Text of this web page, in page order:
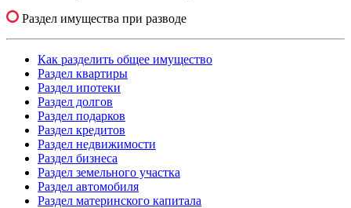
Раздел имущества при разводе
Как разделить общее имущество
Раздел квартиры
Раздел ипотеки
Раздел долгов
Раздел подарков
Раздел кредитов
Раздел недвижимости
Раздел бизнеса
Раздел земельного участка
Раздел автомобиля
Раздел материнского капитала